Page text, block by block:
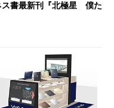
ス書最新刊『北極星 僕た